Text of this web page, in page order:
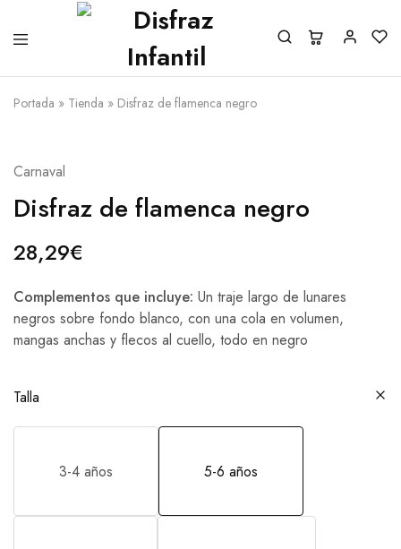
Portada » Tienda » Disfraz de flamenca negro
Carnaval
Disfraz de flamenca negro
28,29€
Complementos que incluye: Un traje largo de lunares
negros sobre fondo blanco, con una cola en volumen,
mangas anchas y flecos al cuello, todo en negro
Talla
3-4 años 5-6 años